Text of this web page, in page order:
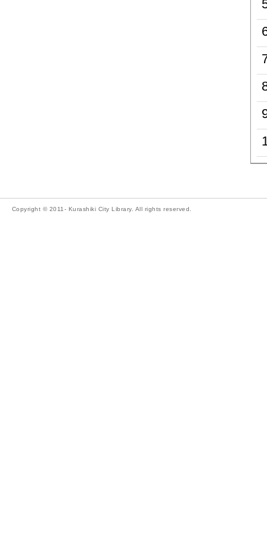
Copyright © 2011- Kurashiki City Library. All rights reserved.